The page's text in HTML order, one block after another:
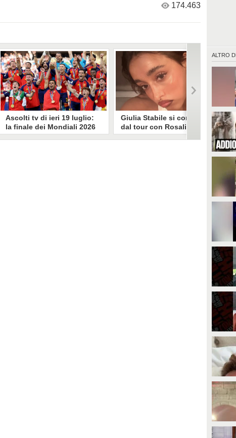
ALTRO DI
174.463
Ascolti tv di ieri 19 luglio:
la finale dei Mondiali 2026
Spagna-Argentina
Giulia Stabile si confessa
dal tour con Rosalia: "Non
sono stata bene, costretta